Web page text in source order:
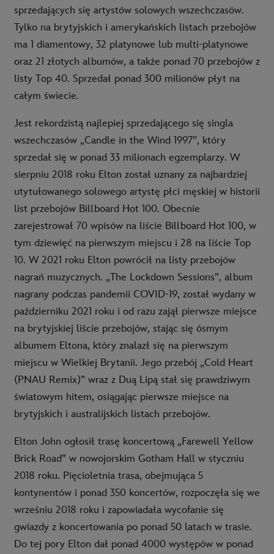
sprzedających się artystów solowych wszechczasów.
Tylko na brytyjskich i amerykańskich listach przebojów
ma 1 diamentowy, 32 platynowe lub multi-platynowe
oraz 21 złotych albumów, a także ponad 70 przebojów z
listy Top 40. Sprzedał ponad 300 milionów płyt na
całym świecie.
Jest rekordzistą najlepiej sprzedającego się singla
wszechczasów „Candle in the Wind 1997”, który
sprzedał się w ponad 33 milionach egzemplarzy. W
sierpniu 2018 roku Elton został uznany za najbardziej
utytułowanego solowego artystę płci męskiej w historii
list przebojów Billboard Hot 100. Obecnie
zarejestrował 70 wpisów na liście Billboard Hot 100, w
tym dziewięć na pierwszym miejscu i 28 na liście Top
10. W 2021 roku Elton powrócił na listy przebojów
nagrań muzycznych. „The Lockdown Sessions”, album
nagrany podczas pandemii COVID-19, został wydany w
październiku 2021 roku i od razu zajął pierwsze miejsce
na brytyjskiej liście przebojów, stając się ósmym
albumem Eltona, który znalazł się na pierwszym
miejscu w Wielkiej Brytanii. Jego przebój „Cold Heart
(PNAU Remix)” wraz z Duą Lipą stał się prawdziwym
światowym hitem, osiągając pierwsze miejsce na
brytyjskich i australijskich listach przebojów.
Elton John ogłosił trasę koncertową „Farewell Yellow
Brick Road” w nowojorskim Gotham Hall w styczniu
2018 roku. Pięcioletnia trasa, obejmująca 5
kontynentów i ponad 350 koncertów, rozpoczęła się we
wrześniu 2018 roku i zapowiadała wycofanie się
gwiazdy z koncertowania po ponad 50 latach w trasie.
Do tej pory Elton dał ponad 4000 występów w ponad